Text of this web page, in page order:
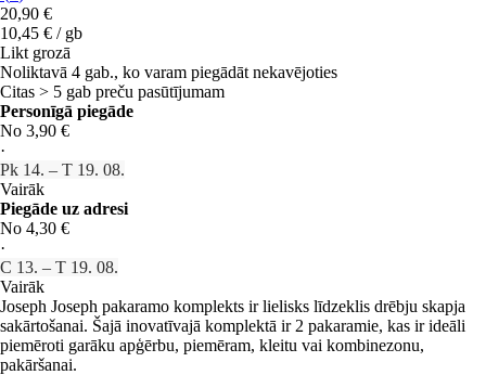
20,90 €
10,45 € / gb
Likt grozā
Noliktavā 4 gab., ko varam piegādāt nekavējoties
Citas > 5 gab preču pasūtījumam
Personīgā piegāde
No 3,90 €
·
Pk 14. – T 19. 08.
Vairāk
Piegāde uz adresi
No 4,30 €
·
C 13. – T 19. 08.
Vairāk
Joseph Joseph pakaramo komplekts ir lielisks līdzeklis drēbju skapja
sakārtošanai. Šajā inovatīvajā komplektā ir 2 pakaramie, kas ir ideāli
piemēroti garāku apģērbu, piemēram, kleitu vai kombinezonu,
pakāršanai.